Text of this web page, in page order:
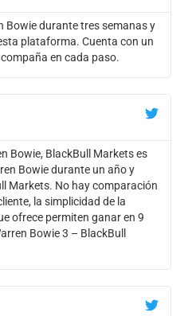
Bowie durante tres semanas y
plataforma. Cuenta con un
en cada paso.
Bowie, BlackBull Markets es
Bowie durante un año y
Markets. No hay comparación
la simplicidad de la
ofrece permiten ganar en 9
Bowie 3 – BlackBull